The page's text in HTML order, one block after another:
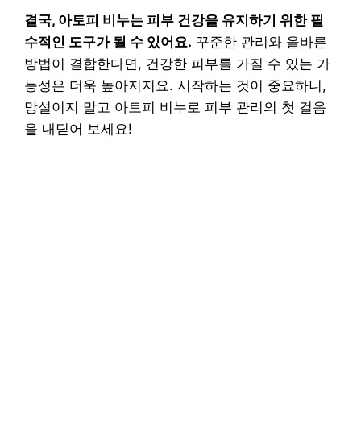
결국, 아토피 비누는 피부 건강을 유지하기 위한 필
수적인 도구가 될 수 있어요. 꾸준한 관리와 올바른
방법이 결합한다면, 건강한 피부를 가질 수 있는 가
능성은 더욱 높아지지요. 시작하는 것이 중요하니,
망설이지 말고 아토피 비누로 피부 관리의 첫 걸음
을 내딛어 보세요!